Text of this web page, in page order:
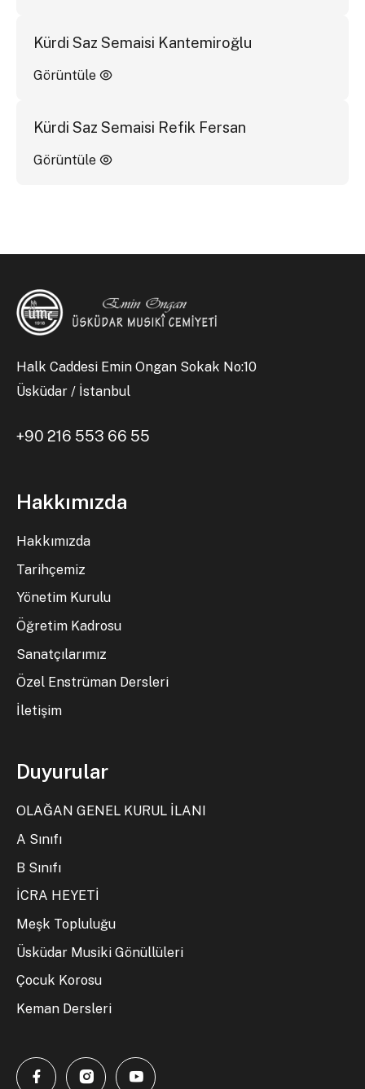
Kürdi Saz Semaisi Kantemiroğlu
Görüntüle
Kürdi Saz Semaisi Refik Fersan
Görüntüle
Halk Caddesi Emin Ongan Sokak No:10
Üsküdar / İstanbul
+90 216 553 66 55
Hakkımızda
Hakkımızda
Tarihçemiz
Yönetim Kurulu
Öğretim Kadrosu
Sanatçılarımız
Özel Enstrüman Dersleri
İletişim
Duyurular
OLAĞAN GENEL KURUL İLANI
A Sınıfı
B Sınıfı
İCRA HEYETİ
Meşk Topluluğu
Üsküdar Musiki Gönüllüleri
Çocuk Korosu
Keman Dersleri